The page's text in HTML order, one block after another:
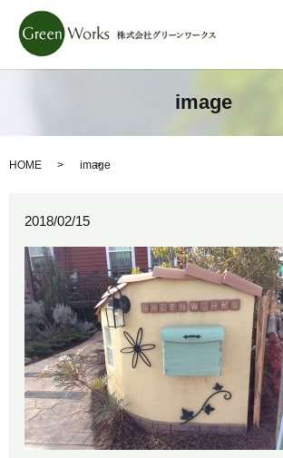
image
HOME image
2018/02/15